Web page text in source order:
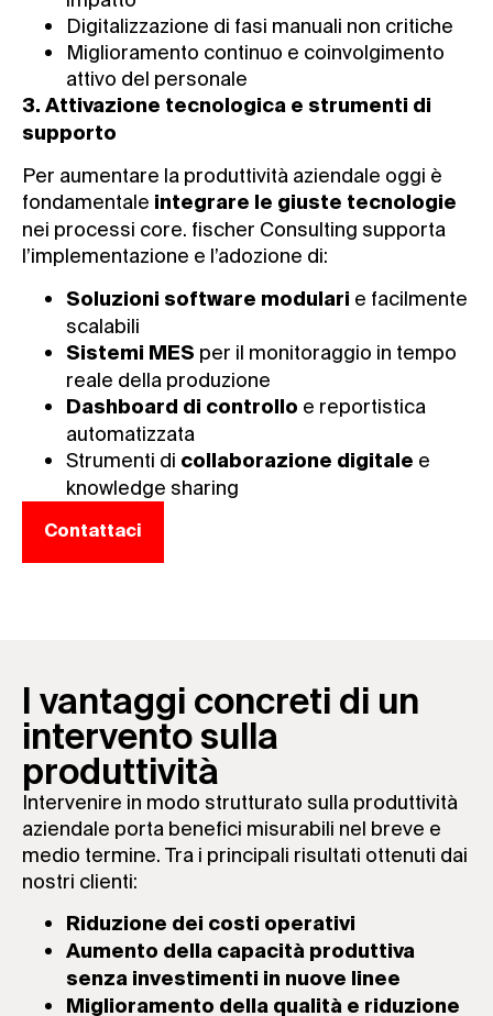
Digitalizzazione di fasi manuali non critiche
Miglioramento continuo e coinvolgimento
attivo del personale
3. Attivazione tecnologica e strumenti di
supporto
Per aumentare la produttività aziendale oggi è
fondamentale integrare le giuste tecnologie
nei processi core. fischer Consulting supporta
l’implementazione e l’adozione di:
Soluzioni software modulari e facilmente
scalabili
Sistemi MES per il monitoraggio in tempo
reale della produzione
Dashboard di controllo e reportistica
automatizzata
Strumenti di collaborazione digitale e
knowledge sharing
Contattaci
I vantaggi concreti di un
intervento sulla
produttività
Intervenire in modo strutturato sulla produttività
aziendale porta benefici misurabili nel breve e
medio termine. Tra i principali risultati ottenuti dai
nostri clienti:
Riduzione dei costi operativi
Aumento della capacità produttiva
senza investimenti in nuove linee
Miglioramento della qualità e riduzione